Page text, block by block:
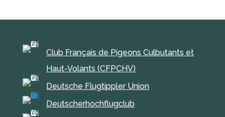
Club Français de Pigeons Culbutants et
Haut-Volants (CFPCHV)
Deutsche Flugtippler Union
Deutscherhochflugclub